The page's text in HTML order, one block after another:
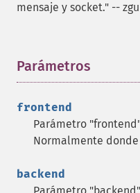
mensaje y socket." --
Parámetros
frontend
Parámetro
Normalmente
backend